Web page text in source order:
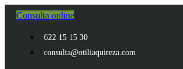
Consulta online
622 15 15 30
consulta@otiliaquireza.com